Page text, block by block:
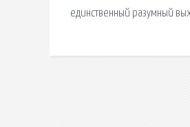
единственный разумный